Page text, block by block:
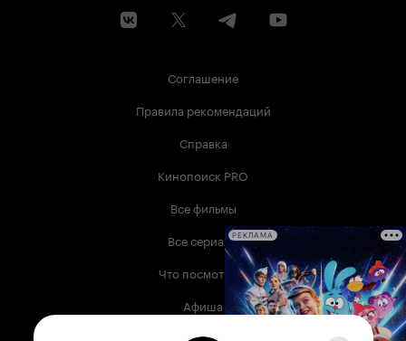
Соглашение
Правила рекомендаций
Справка
Кинопоиск PRO
Все фильмы
Все сериалы
Что посмотреть
Афиша
Музыка
РЕКЛАМА